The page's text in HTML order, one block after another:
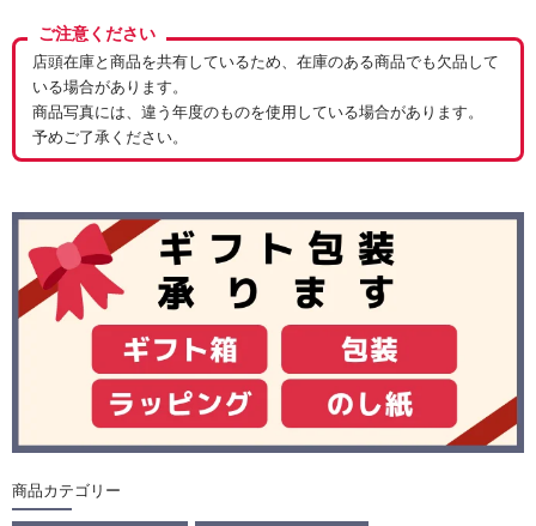
ご注意ください
店頭在庫と商品を共有しているため、在庫のある商品でも欠品して
いる場合があります。
商品写真には、違う年度のものを使用している場合があります。
予めご了承ください。
商品カテゴリー